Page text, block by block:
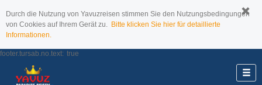
Durch die Nutzung von Yavuzreisen stimmen Sie den Nutzungsbedingungen
von Cookies auf Ihrem Gerät zu. Bitte klicken Sie hier für detaillierte
Informationen.
footer.tursab.no.text: true